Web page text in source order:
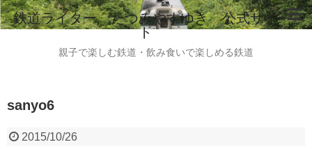
鉄道ライター たつみやすゆき 公式サイ
ト
親子で楽しむ鉄道・飲み食いで楽しめる鉄道
sanyo6
2015/10/26
instagram
ご意見・ご感想・お問い合わせはこちらから